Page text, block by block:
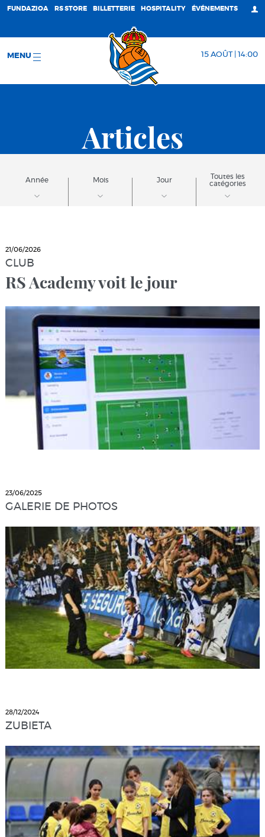
FUNDAZIOA RS STORE BILLETTERIE HOSPITALITY ÉVÉNEMENTS
MENU 15 AOÛT | 14:00
Articles
Année Mois Jour
Toutes les
catégories
21/06/2026
CLUB
RS Academy voit le jour
23/06/2025
GALERIE DE PHOTOS
28/12/2024
ZUBIETA